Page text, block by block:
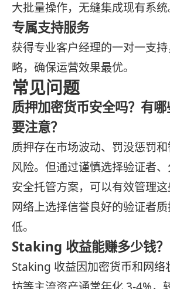
大批量操作，无缝集成现有系统
专属支持服务
获得专业客户经理的一对一支
略，确保运营效果最优。
常见问题
质押加密货币安全吗？有
要注意？
质押存在市场波动、罚没惩罚
风险。但通过谨慎选择验证者
安全托管方案，可以有效管理
网络上选择信誉良好的验证者
低。
Staking 收益能赚多少钱？
Staking 收益因加密货币和网络